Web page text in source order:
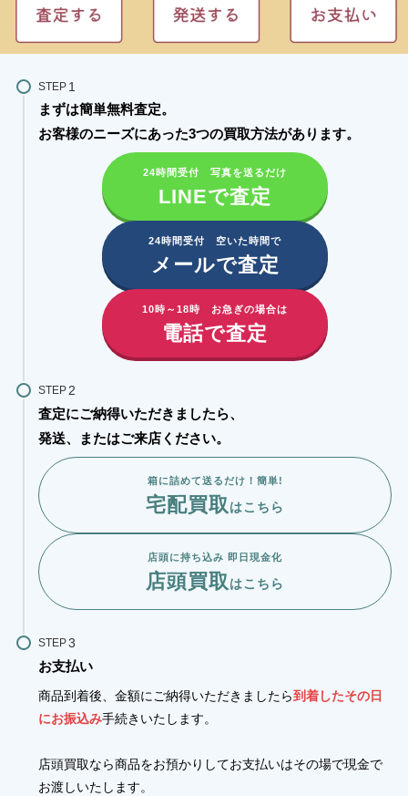
STEP
まずは簡単無料査定。
お客様のニーズにあった3つの買取方法があります。​
24時間受付 写真を送るだけ
LINEで査定
24時間受付 空いた時間で
メールで査定
10時～18時 お急ぎの場合は
電話で査定
STEP
査定にご納得いただきましたら、
発送、またはご来店ください。
箱に詰めて送るだけ！簡単!
宅配買取はこちら
店頭に持ち込み 即日現金化
店頭買取はこちら
STEP
お支払い
商品到着後、金額にご納得いただきましたら到着したその日
にお振込み手続きいたします。
店頭買取なら商品をお預かりしてお支払いはその場で現金で
お渡しいたします。